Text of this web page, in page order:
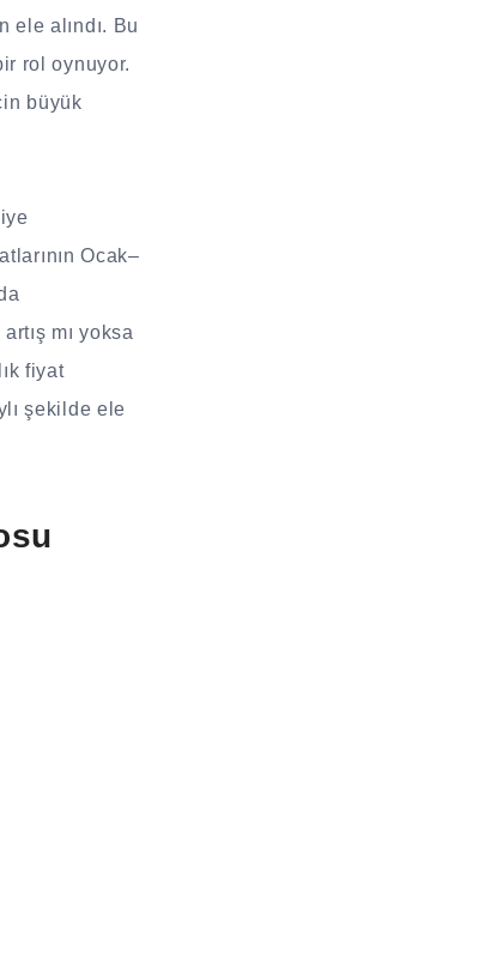
ele alındı. Bu
rol oynuyor.
büyük
Ocak–
mı yoksa
fiyat
şekilde ele